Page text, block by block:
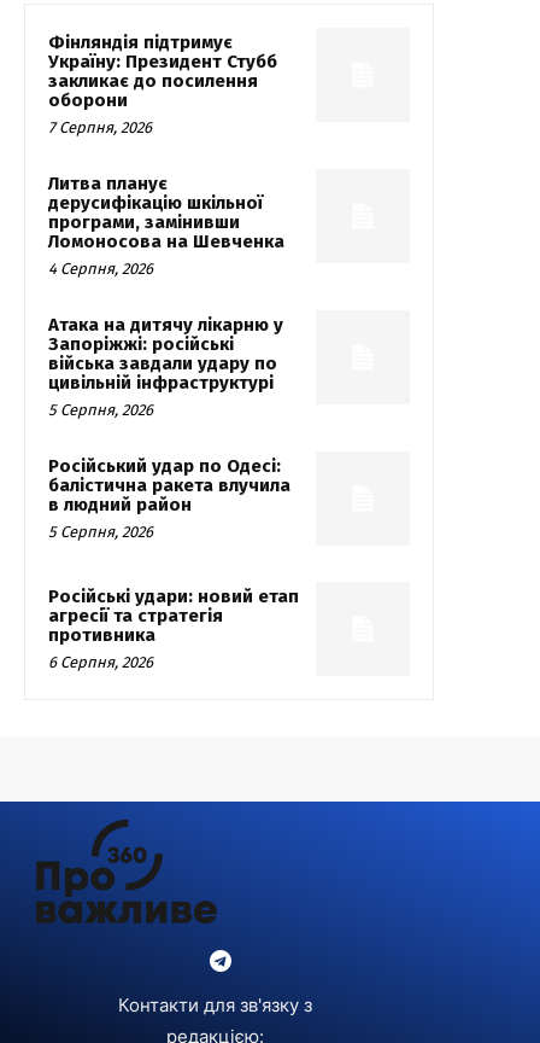
Фінляндія підтримує
Україну: Президент Стубб
закликає до посилення
оборони
7 Серпня, 2026
Литва планує
дерусифікацію шкільної
програми, замінивши
Ломоносова на Шевченка
4 Серпня, 2026
Атака на дитячу лікарню у
Запоріжжі: російські
війська завдали удару по
цивільній інфраструктурі
5 Серпня, 2026
Російський удар по Одесі:
балістична ракета влучила
в людний район
5 Серпня, 2026
Російські удари: новий етап
агресії та стратегія
противника
6 Серпня, 2026
Контакти для зв'язку з
редакцією: